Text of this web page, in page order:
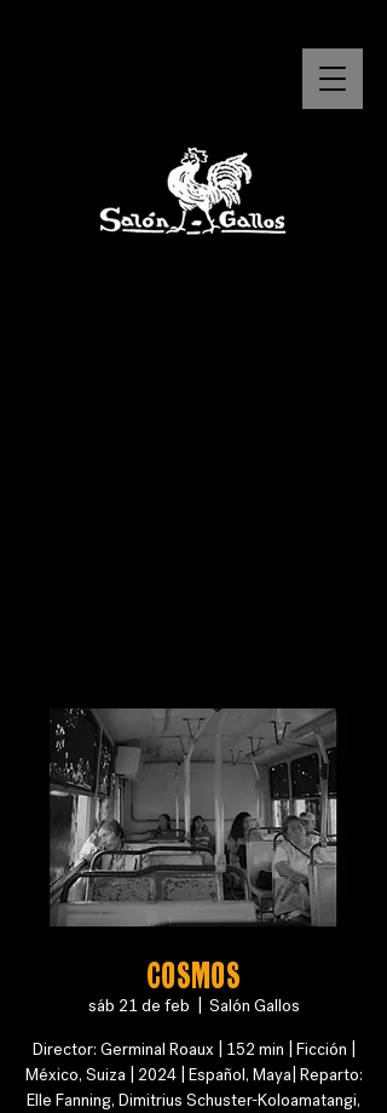
COSMOS
sáb 21 de feb
Salón Gallos
Director: Germinal Roaux | 152 min | Ficción |
México, Suiza | 2024 | Español, Maya| Reparto:
Elle Fanning, Dimitrius Schuster-Koloamatangi,